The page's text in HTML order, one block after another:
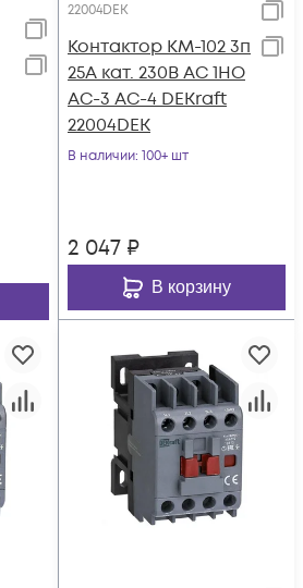
22004DEK
Контактор КМ-102 3п
25А кат. 230В AC 1НО
AC-3 AC-4 DEKraft
22004DEK
В наличии: 100+ шт
2 047 ₽
В корзину